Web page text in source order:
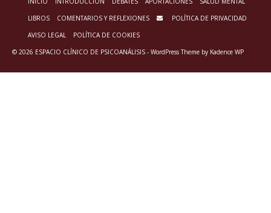
LIBROS
COMENTARIOS Y REFLEXIONES
POLÍTICA DE PRIVACIDAD
AVISO LEGAL
POLÍTICA DE COOKIES
© 2026 ESPACIO CLÍNICO DE PSICOANÁLISIS - WordPress Theme by Kadence WP